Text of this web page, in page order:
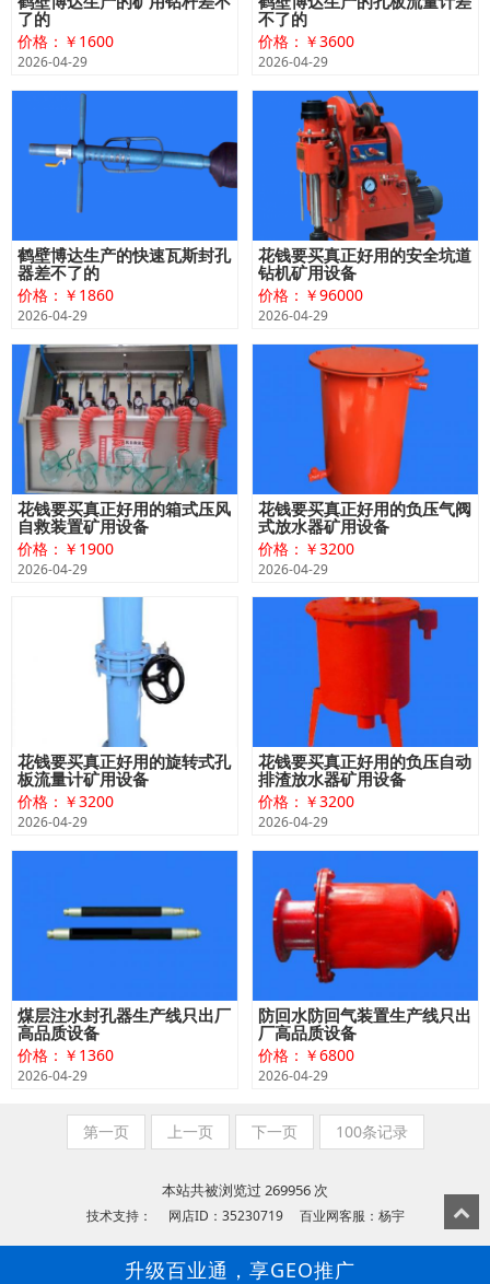
了的
价格：￥1600
2026-04-29
不了的
价格：￥3600
2026-04-29
鹤壁博达生产的快速瓦斯封孔
器差不了的
价格：￥1860
2026-04-29
花钱要买真正好用的安全坑道
钻机矿用设备
价格：￥96000
2026-04-29
花钱要买真正好用的箱式压风
自救装置矿用设备
价格：￥1900
2026-04-29
花钱要买真正好用的负压气阀
式放水器矿用设备
价格：￥3200
2026-04-29
花钱要买真正好用的旋转式孔
板流量计矿用设备
价格：￥3200
2026-04-29
花钱要买真正好用的负压自动
排渣放水器矿用设备
价格：￥3200
2026-04-29
煤层注水封孔器生产线只出厂
高品质设备
价格：￥1360
2026-04-29
防回水防回气装置生产线只出
厂高品质设备
价格：￥6800
2026-04-29
第一页 上一页 下一页 100条记录
本站共被浏览过 269956 次
技术支持： 网店ID：35230719 百业网客服：杨宇
升级百业通，享GEO推广